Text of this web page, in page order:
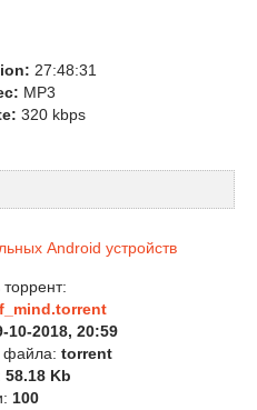
27:48:31
MP3
320 kbps
10-2018, 20:59
torrent
58.18 Kb
100